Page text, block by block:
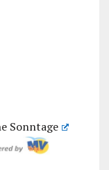
Sonntage